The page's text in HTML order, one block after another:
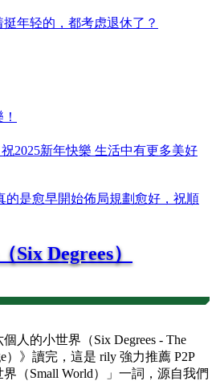
年轻的，都考虑退休了？
2025新年快樂 生活中有更多美好
的是愈早開始佈局規劃愈好，祝順
Six Degrees）
人的小世界（Six Degrees - The
）》讀完，這是 rily 強力推薦 P2P
（Small World）」一詞，源自我們